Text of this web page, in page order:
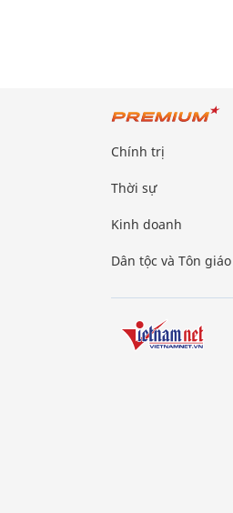
Chính trị
Thời sự
Kinh doanh
Dân tộc và Tôn giáo